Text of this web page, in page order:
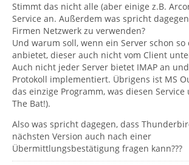
Stimmt das nicht alle (aber einige z.B.
Service an. Außerdem was spricht
Firmen Netzwerk zu verwenden?
Und warum soll, wenn ein Server schon so
anbietet, dieser auch nicht vom Client
Auch nicht jeder Server bietet IMAP an
Protokoll implementiert. Übrigens ist MS
das einzige Programm, was diesen
The Bat!).
Also was spricht dagegen, dass
nächsten Version auch nach einer
Übermittlungsbestätigung fragen kann???